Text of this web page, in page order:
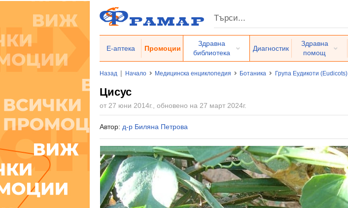
Е-аптека Промоции
Здравна
библиотека
Диагностик
Здравна
помощ
Назад | Начало Медицинска енциклопедия Ботаника Група Еудикоти (Eudicots)
Цисус
от 27 юни 2014г., обновено на 27 март 2024г.
Автор: д-р Биляна Петрова